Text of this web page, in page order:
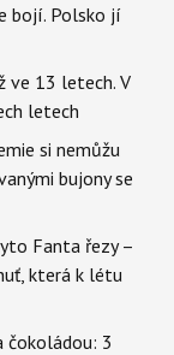
bojí. Polsko jí
ve 13 letech. V
letech
si nemůžu
bujony se
Fanta řezy –
která k létu
čokoládou: 3